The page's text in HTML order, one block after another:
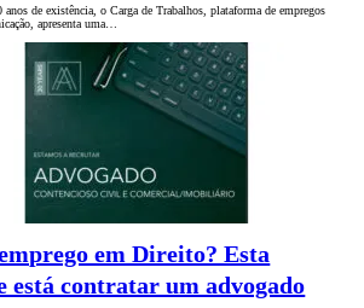
anos de existência, o Carga de Trabalhos, plataforma de empregos
apresenta uma…
em Direito? Esta
está contratar um advogado